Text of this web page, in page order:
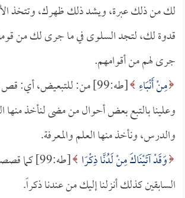
لك من ذلك عبرة، ويشد ذلك ظهرك، وتتخذ
قدوة لك، لتجد السلوى في ما جرى لك من
جرى لهم من أقوامهم.
مِنْ أَنْبَاءِ
[طه:99] من: للتبعيض، أي: قص
وعلينا بالتبع بعض أحوال من مضى لنأخذ منها
والدرس، ونأخذ منها العلم والمعرفة.
وَقَدْ آتَيْنَاكَ مِنْ لَدُنَّا ذِكْرًا
[طه:99] كما
السابقين كذلك أنزلنا إليك من عندنا ذكراً.